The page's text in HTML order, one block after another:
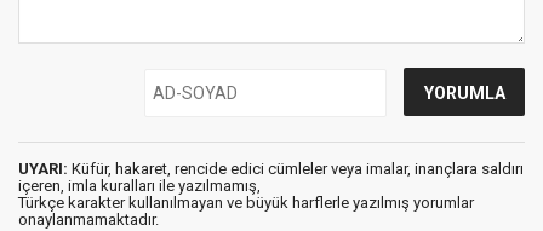
UYARI: Küfür, hakaret, rencide edici cümleler veya imalar, inançlara saldırı
içeren, imla kuralları ile yazılmamış,
Türkçe karakter kullanılmayan ve büyük harflerle yazılmış yorumlar
onaylanmamaktadır.